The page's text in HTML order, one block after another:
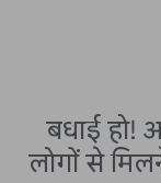
बधाई हो!
लोगों से